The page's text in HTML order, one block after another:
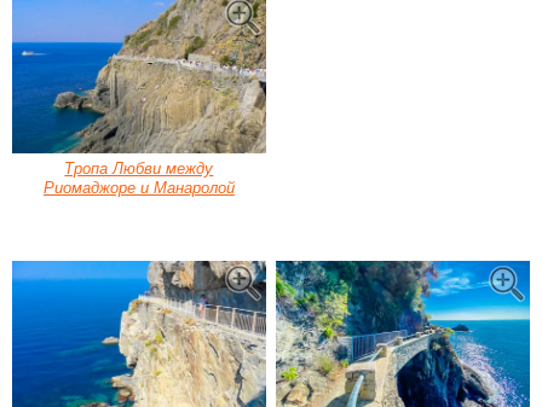
Тропа Любви между
Риомаджоре и Манаролой